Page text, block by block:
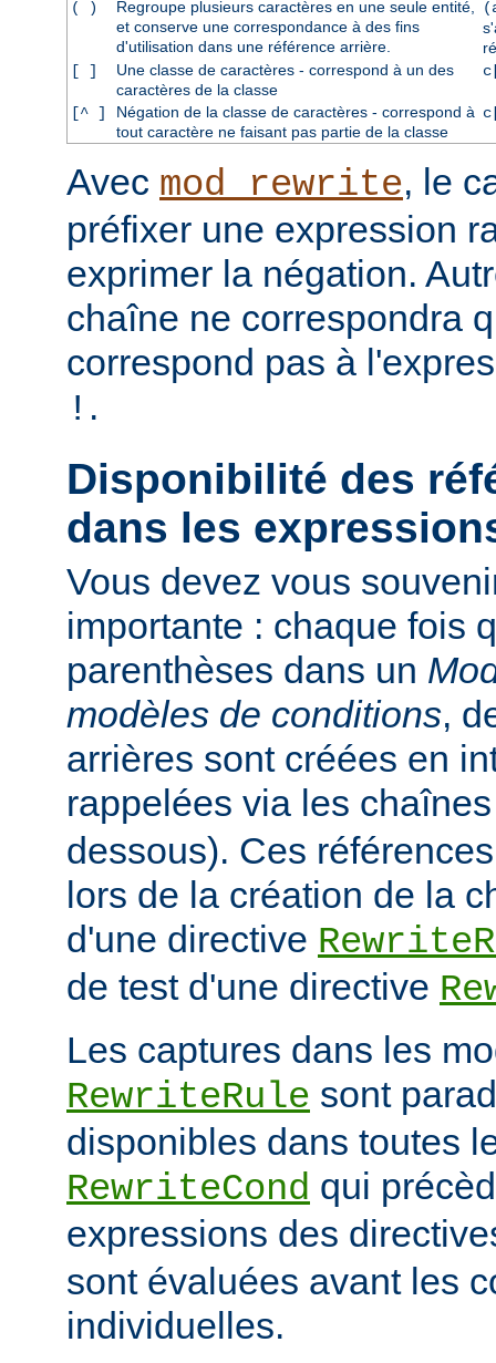
( )
Regroupe plusieurs caractères en une seule entité,
et conserve une correspondance à des fins
d'utilisation dans une référence arrière.
[ ]
Une classe de caractères - correspond à un des
caractères de la classe
[^ ]
Négation de la classe de caractères - correspond à
tout caractère ne faisant pas partie de la classe
Avec mod_rewrite, le
préfixer une expression
exprimer la négation.
chaîne ne correspondra
correspond pas à
! .
Disponibilité des
dans les
Vous devez vous
importante : chaque fois
parenthèses dans un
modèles de conditions,
arrières sont créées en
rappelées via les
dessous). Ces
lors de la création de la
d'une directive
de test d'une directive
Les captures dans les
RewriteRule sont
disponibles dans toutes
RewriteCond qui
expressions des
sont évaluées avant les
individuelles.